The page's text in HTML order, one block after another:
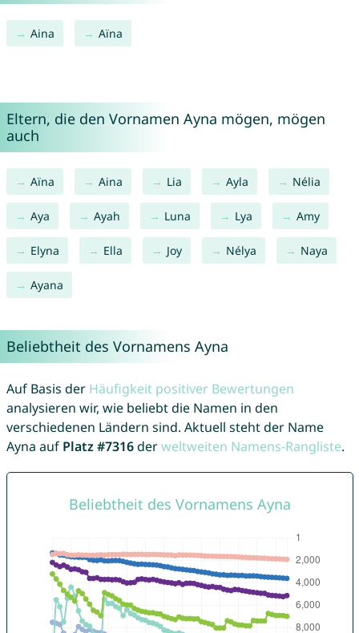
Aina Aïna
Eltern, die den Vornamen Ayna mögen, mögen
auch
Aïna Aina Lia Ayla Nélia
Aya Ayah Luna Lya Amy
Elyna Ella Joy Nélya Naya
Ayana
Beliebtheit des Vornamens Ayna
Auf Basis der Häufigkeit positiver Bewertungen
analysieren wir, wie beliebt die Namen in den
verschiedenen Ländern sind. Aktuell steht der Name
Ayna auf Platz #7316derweltweiten Namens-Rangliste.